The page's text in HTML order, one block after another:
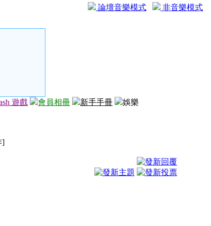
論壇音樂模式 非音樂模式
遊戲 會員相冊 新手手冊
娛樂
]